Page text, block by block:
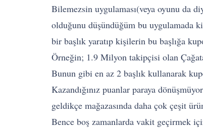
Bilemezsin uygulaması(veya oyunu da
olduğunu düşündüğüm bu uygulamada
bir başlık yaratıp kişilerin bu başlığa
Örneğin; 1.9 Milyon takipçisi olan
Bunun gibi en az 2 başlık kullanarak
Kazandığınız puanlar paraya
geldikçe mağazasında daha çok çeşit
Bence boş zamanlarda vakit geçirmek